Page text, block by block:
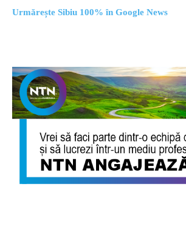
Urmărește Sibiu 100% în Google News